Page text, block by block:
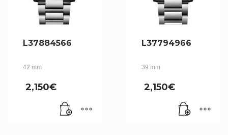
L37884566
42 mm
2,150€
L37794966
39 mm
2,150€